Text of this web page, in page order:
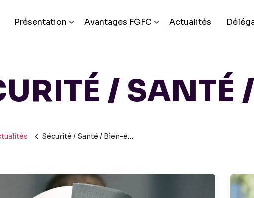
Présentation Avantages FGFC Actualités
/ SANTÉ
Sécurité / Santé / Bien-être